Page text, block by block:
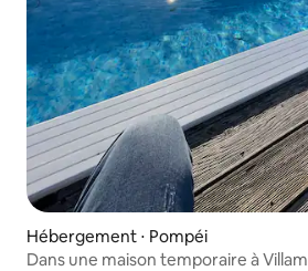
Hébergement ⋅ Pompéi
Dans une maison temporaire à Villam